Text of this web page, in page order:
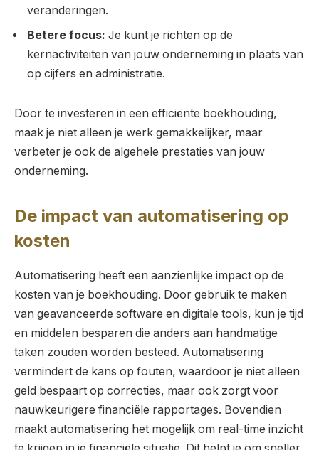
veranderingen.
Betere focus: Je kunt je richten op de
kernactiviteiten van jouw onderneming in plaats van
op cijfers en administratie.
Door te investeren in een efficiënte boekhouding,
maak je niet alleen je werk gemakkelijker, maar
verbeter je ook de algehele prestaties van jouw
onderneming.
De impact van automatisering op
kosten
Automatisering heeft een aanzienlijke impact op de
kosten van je boekhouding. Door gebruik te maken
van geavanceerde software en digitale tools, kun je tijd
en middelen besparen die anders aan handmatige
taken zouden worden besteed. Automatisering
vermindert de kans op fouten, waardoor je niet alleen
geld bespaart op correcties, maar ook zorgt voor
nauwkeurigere financiële rapportages. Bovendien
maakt automatisering het mogelijk om real-time inzicht